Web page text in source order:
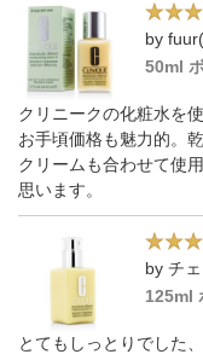
by
50ml
クリニークの化粧水を
お手頃価格も魅力的。
クリームも合わせて使
思います。
by チ
125ml
とてもしっとりでした